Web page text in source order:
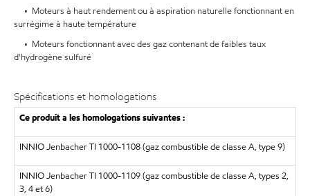
• Moteurs à haut rendement ou à aspiration naturelle fonctionnant en
surrégime à haute température
• Moteurs fonctionnant avec des gaz contenant de faibles taux
d'hydrogène sulfuré
Spécifications et homologations
Ce produit a les homologations suivantes :
INNIO Jenbacher TI 1000-1108 (gaz combustible de classe A, type 9)
INNIO Jenbacher TI 1000-1109 (gaz combustible de classe A, types 2,
3, 4 et 6)